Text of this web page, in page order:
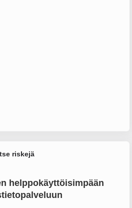
riskejä
helppokäyttöisimpään